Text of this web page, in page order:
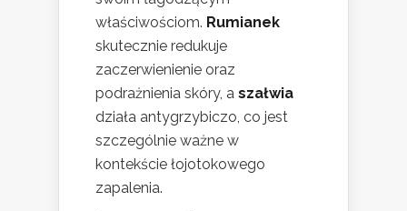
właściwościom. Rumianek
skutecznie redukuje
zaczerwienienie oraz
podrażnienia skóry, a szałwia
działa antygrzybiczo, co jest
szczególnie ważne w
kontekście łojotokowego
zapalenia.